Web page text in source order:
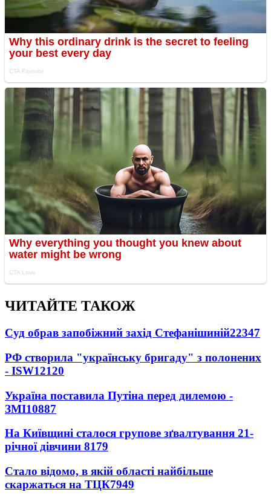
ЧИТАЙТЕ ТАКОЖ
Суд обрав запобіжний захід Стефанішиній22347
РФ створила "українську бригаду" з полонених
- ISW12120
Україна поставила Путіна перед дилемою -
ЗМІ10887
На Київщині сталося групове зґвалтування 21-
річної дівчини 8179
Стало відомо, в якій області найбільше
скаржаться на ТЦК7949